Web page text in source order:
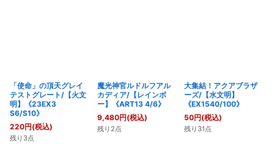
「使命」の頂天グレイ
テストグレート/【火文
明】《23EX3
S6/S10》
220円(税込)
残り3点
魔光神官ルドルフアル
カディア/【レインボ
ー】《ART13 4/6》
9,480円(税込)
残り2点
大集結！アクアブラザ
ーズ/【水文明】
《EX1540/100》
50円(税込)
残り31点